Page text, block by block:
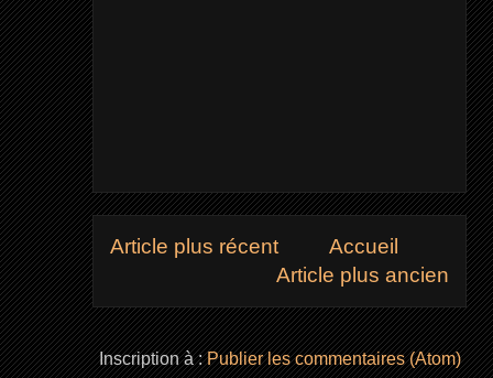
Article plus récent
Article plus ancien
Accueil
Inscription à :Publier les commentaires (Atom)